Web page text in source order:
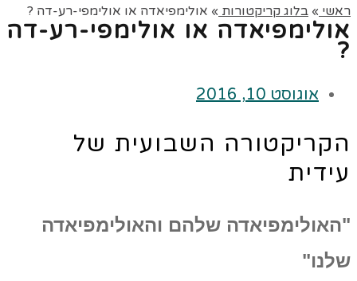
ראשי » בלוג קריקטורות » אולימפיאדה או אולימפי-רע-דה ?
אולימפיאדה או אולימפי-רע-דה
?
אוגוסט 10, 2016
הקריקטורה השבועית של
עידית
"האולימפיאדה שלהם והאולימפיאדה
שלנו"